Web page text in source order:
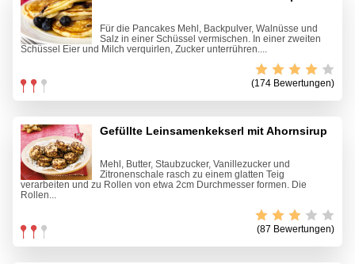
Für die Pancakes Mehl, Backpulver, Walnüsse und
Salz in einer Schüssel vermischen. In einer zweiten
Schüssel Eier und Milch verquirlen, Zucker unterrühren....
(174 Bewertungen)
Gefüllte Leinsamenkekserl mit Ahornsirup
Mehl, Butter, Staubzucker, Vanillezucker und
Zitronenschale rasch zu einem glatten Teig
verarbeiten und zu Rollen von etwa 2cm Durchmesser formen. Die
Rollen...
(87 Bewertungen)